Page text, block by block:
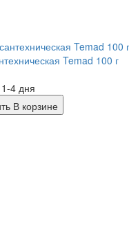
Temad 100 г
4 дня
В корзине